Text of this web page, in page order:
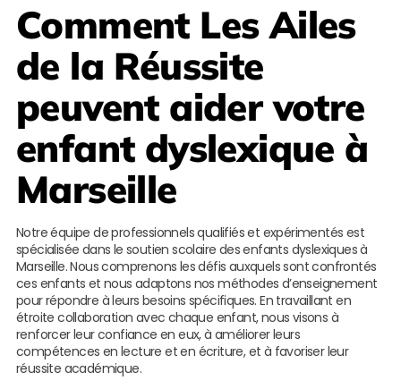
Comment Les Ailes
de la Réussite
peuvent aider votre
enfant dyslexique à
Marseille
Notre équipe de professionnels qualifiés et expérimentés est
spécialisée dans le soutien scolaire des enfants dyslexiques à
Marseille. Nous comprenons les défis auxquels sont confrontés
ces enfants et nous adaptons nos méthodes d’enseignement
pour répondre à leurs besoins spécifiques. En travaillant en
étroite collaboration avec chaque enfant, nous visons à
renforcer leur confiance en eux, à améliorer leurs
compétences en lecture et en écriture, et à favoriser leur
réussite académique.